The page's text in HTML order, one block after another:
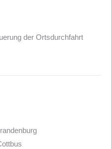
der Ortsdurchfahrt